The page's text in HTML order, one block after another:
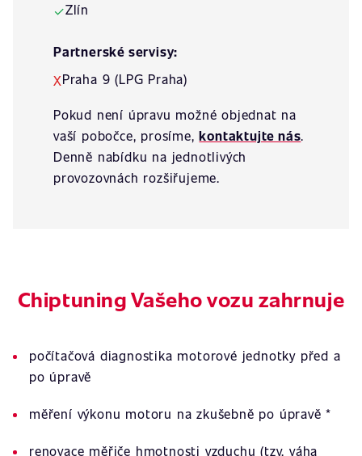
✓Zlín
Partnerské servisy:
XPraha 9 (LPG Praha)
Pokud není úpravu možné objednat na
vaší pobočce, prosíme,kontaktujte nás.
Denně nabídku na jednotlivých
provozovnách rozšiřujeme.
Chiptuning Vašeho vozu zahrnuje
počítačová diagnostika motorové jednotky před a
po úpravě
měření výkonu motoru na zkušebně po úpravě *
renovace měřiče hmotnosti vzduchu (tzv. váha